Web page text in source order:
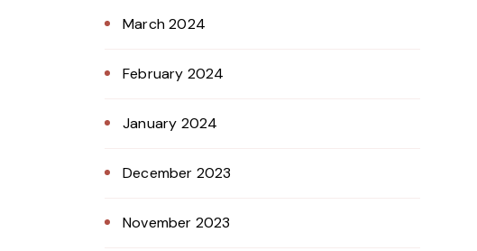
March 2024
February 2024
January 2024
December 2023
November 2023